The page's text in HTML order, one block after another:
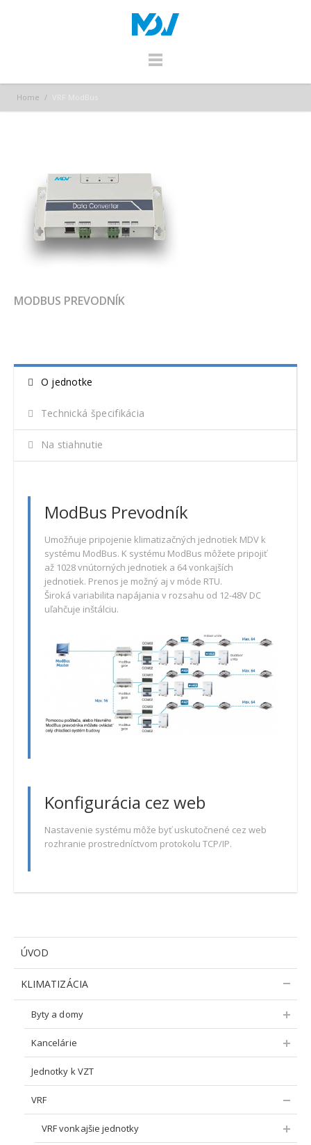
Home /
MODBUS PREVODNÍK
O jednotke
Technická špecifikácia
Na stiahnutie
ModBus Prevodník
Umožňuje pripojenie klimatizačných jednotiek MDV k
systému ModBus. K systému ModBus môžete pripojiť
až 1028 vnútorných jednotiek a 64 vonkajších
jednotiek. Prenos je možný aj v móde RTU.
Široká variabilita napájania v rozsahu od 12-48V DC
uľahčuje inštálciu.
Konfigurácia cez web
Nastavenie systému môže byť uskutočnené cez web
rozhranie prostredníctvom protokolu TCP/IP.
ÚVOD
KLIMATIZÁCIA
Byty a domy
Kancelárie
Jednotky k VZT
VRF
VRF vonkajšie jednotky